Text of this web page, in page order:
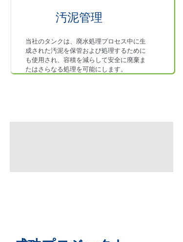
汚泥管理
当社のタンクは、廃水処理プロセス中に生
成された汚泥を保管および処理するために
も使用され、容積を減らして安全に廃棄ま
たはさらなる処理を可能にします。